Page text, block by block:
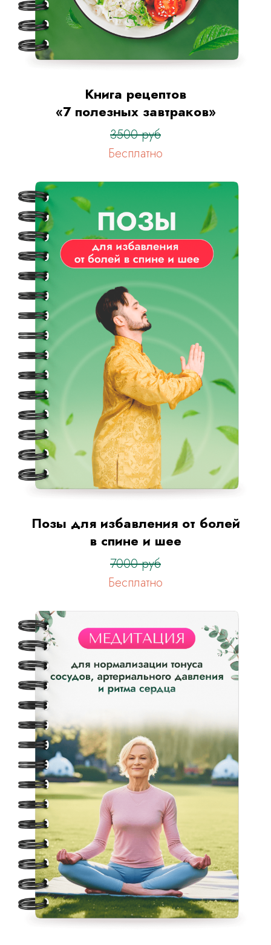
Книга рецептов
«7 полезных завтраков»
3500 руб
Бесплатно
Позы для избавления от болей
в спине и шее
7000 руб
Бесплатно
на тариф “Я сам”
на тариф “С куратором”
на тариф “Максимальный”